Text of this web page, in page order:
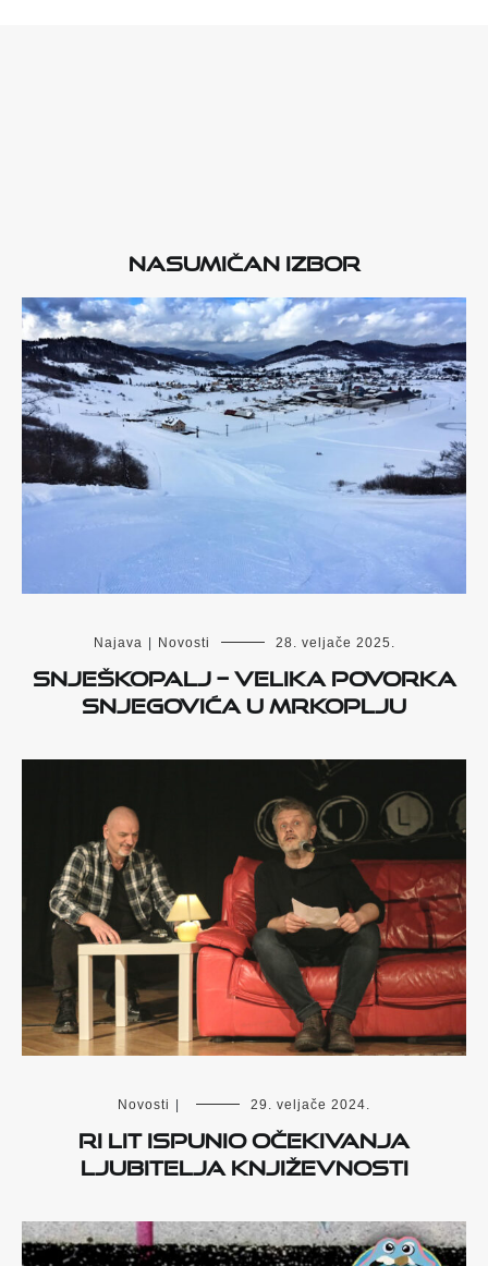
Nasumičan izbor
Najava Novosti 28. veljače 2025.
SNJEŠKOpalj – velika povorka
snjegovića u Mrkoplju
Novosti 29. veljače 2024.
Ri Lit ispunio očekivanja
ljubitelja književnosti